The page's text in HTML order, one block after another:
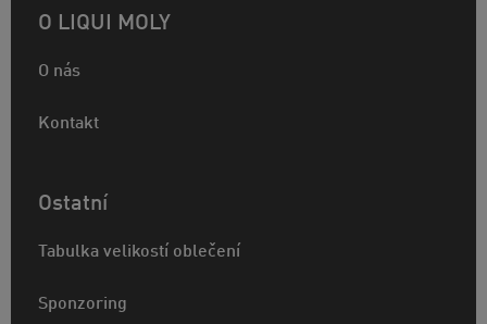
O LIQUI MOLY
O nás
Kontakt
Ostatní
Tabulka velikostí oblečení
Sponzoring